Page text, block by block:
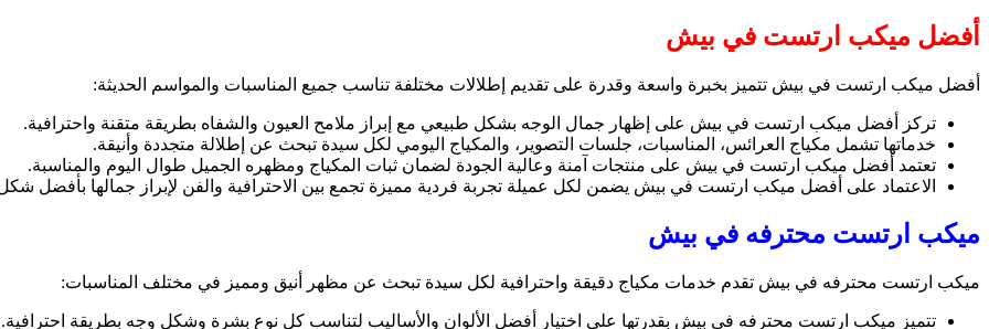
أفضل ميكب ارتست في بيش
أفضل ميكب ارتست في بيش تتميز بخبرة واسعة وقدرة على تقديم إطلالات مختلفة تناسب جميع المناسبات والمواسم الحديثة:
تركز أفضل ميكب ارتست في بيش على إظهار جمال الوجه بشكل طبيعي مع إبراز ملامح العيون والشفاه بطريقة متقنة واحترافية.
خدماتها تشمل مكياج العرائس، المناسبات، جلسات التصوير، والمكياج اليومي لكل سيدة تبحث عن إطلالة متجددة وأنيقة.
تعتمد أفضل ميكب ارتست في بيش على منتجات آمنة وعالية الجودة لضمان ثبات المكياج ومظهره الجميل طوال اليوم والمناسبة.
الاعتماد على أفضل ميكب ارتست في بيش يضمن لكل عميلة تجربة فردية مميزة تجمع بين الاحترافية والفن لإبراز جمالها بأفضل
ميكب ارتست محترفه في بيش
ميكب ارتست محترفه في بيش تقدم خدمات مكياج دقيقة واحترافية لكل سيدة تبحث عن مظهر أنيق ومميز في مختلف المناسبات:
تتميز ميكب ارتست محترفه في بيش بقدرتها على اختيار أفضل الألوان والأساليب لتناسب كل نوع بشرة وشكل وجه بطريقة احترافية.